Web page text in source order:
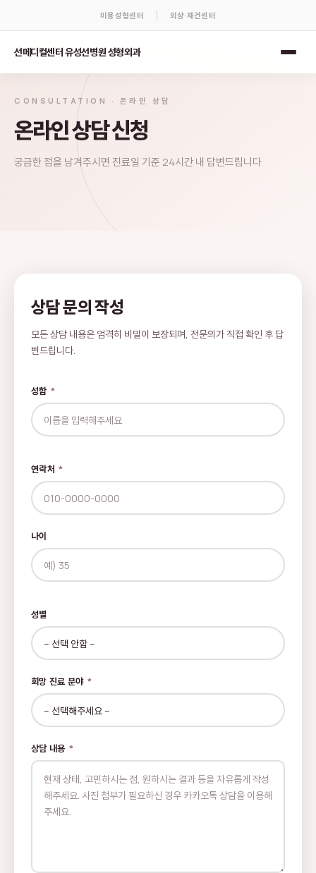
미용성형센터 외상·재건센터
선메디컬센터 유성선병원 성형외과
CONSULTATION · 온라인 상담
온라인 상담 신청
궁금한 점을 남겨주시면 진료일 기준 24시간 내 답변드립니다
상담 문의 작성
모든 상담 내용은 엄격히 비밀이 보장되며, 전문의가 직접 확인 후 답
변드립니다.
성함 *
연락처 *
나이
성별
희망 진료 분야 *
상담 내용 *